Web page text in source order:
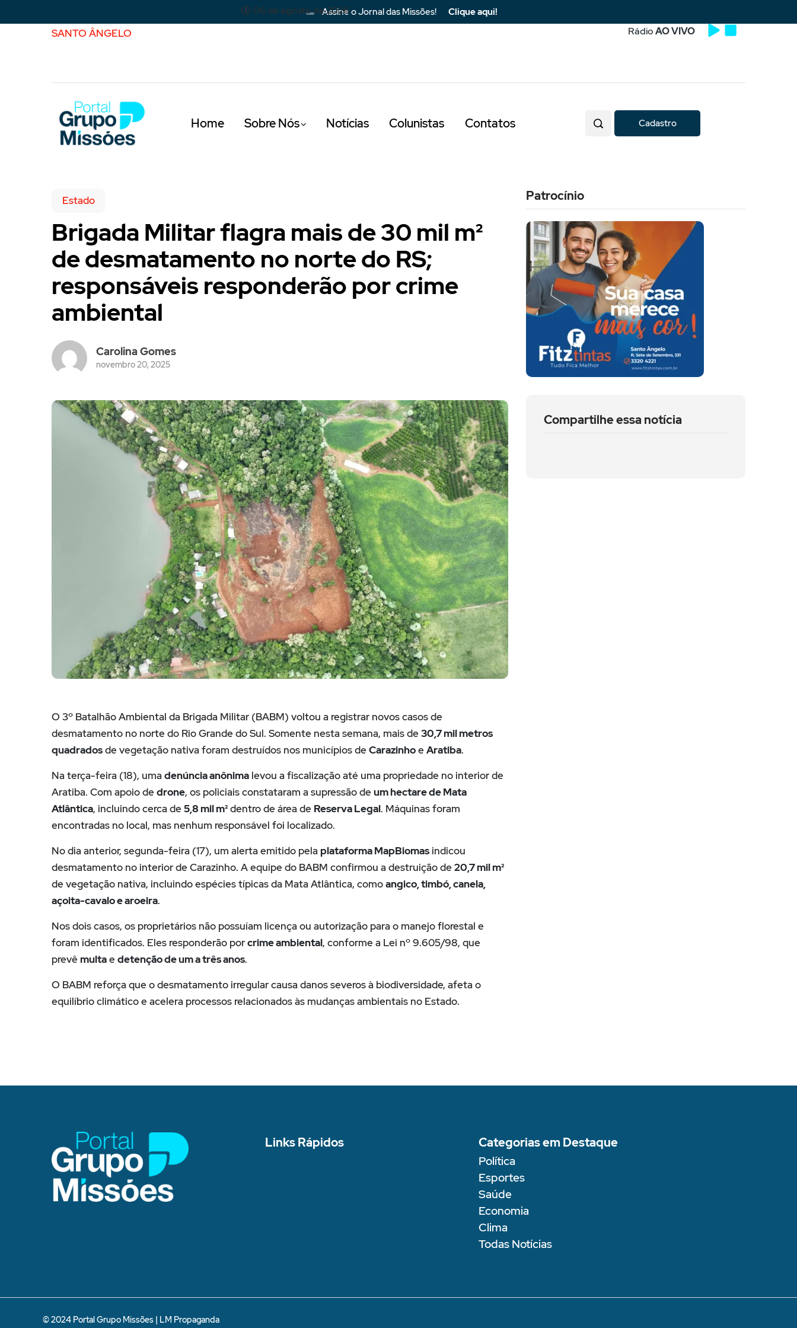
Assine o Jornal das Missões! Clique aqui!
SANTO ÂNGELO
06 de agosto de 2026
RádioAO VIVO
Home Sobre Nós Notícias Colunistas Contatos Cadastro
Estado
Brigada Militar flagra mais de 30 mil m²
de desmatamento no norte do RS;
responsáveis responderão por crime
ambiental
Carolina Gomes
novembro 20, 2025
O 3º Batalhão Ambiental da Brigada Militar (BABM) voltou a registrar novos casos de
desmatamento no norte do Rio Grande do Sul. Somente nesta semana, mais de30,7 mil metros
quadradosde vegetação nativa foram destruídos nos municípios deCarazinhoeAratiba.
Na terça-feira (18), uma denúncia anônima levou a fiscalização até uma propriedade no interior de
Aratiba. Com apoio dedrone, os policiais constataram a supressão deum hectare de Mata
Atlântica, incluindo cerca de5,8 mil m²dentro de área de Reserva Legal. Máquinas foram
encontradas no local, mas nenhum responsável foi localizado.
No dia anterior, segunda-feira (17), um alerta emitido pela plataforma MapBiomas indicou
desmatamento no interior de Carazinho. A equipe do BABM confirmou a destruição de20,7 mil m²
de vegetação nativa, incluindo espécies típicas da Mata Atlântica, comoangico, timbó, canela,
açoita-cavalo e aroeira.
Nos dois casos, os proprietários não possuíam licença ou autorização para o manejo florestal e
foram identificados. Eles responderão porcrime ambiental, conforme a Lei nº 9.605/98, que
prevê multaedetenção de um a três anos.
O BABM reforça que o desmatamento irregular causa danos severos à biodiversidade, afeta o
equilíbrio climático e acelera processos relacionados às mudanças ambientais no Estado.
Patrocínio
Compartilhe essa notícia
Links Rápidos Categorias em Destaque
Política
Esportes
Saúde
Economia
Clima
Todas Notícias
© 2024 Portal Grupo Missões | LM Propaganda